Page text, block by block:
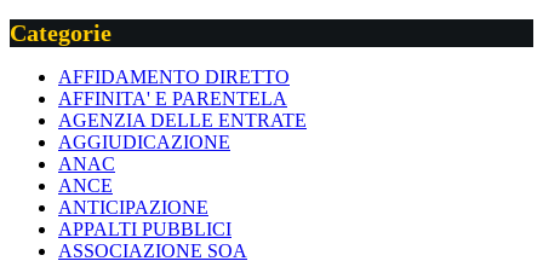
Categorie
AFFIDAMENTO DIRETTO
AFFINITA' E PARENTELA
AGENZIA DELLE ENTRATE
AGGIUDICAZIONE
ANAC
ANCE
ANTICIPAZIONE
APPALTI PUBBLICI
ASSOCIAZIONE SOA